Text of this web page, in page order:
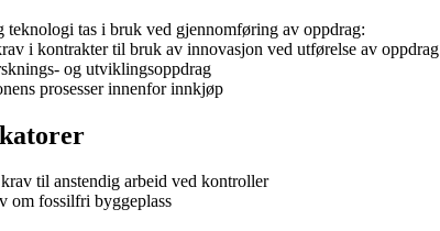
teknologi tas i bruk ved gjennomføring av oppdrag:
i kontrakter til bruk av innovasjon ved utførelse av oppdrag
og utviklingsoppdrag
prosesser innenfor innkjøp
til anstendig arbeid ved kontroller
om fossilfri byggeplass